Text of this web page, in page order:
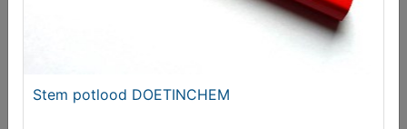
Stem potlood DOETINCHEM